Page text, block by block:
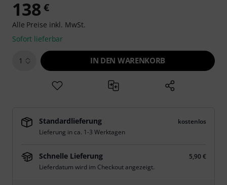
138 €
Alle Preise inkl. MwSt.
Sofort lieferbar
1 IN DEN WARENKORB
Standardlieferung
kostenlos
Lieferung in ca. 1-3 Werktagen
Schnelle Lieferung
5,90 €
Lieferdatum wird im Checkout angezeigt.